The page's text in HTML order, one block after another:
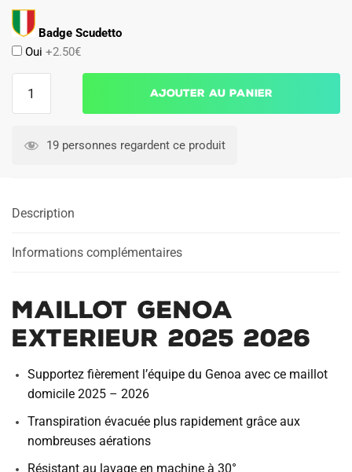
Badge Scudetto
Oui +2.50€
Genoa
Ajouter au panier
19 personnes regardent ce produit
Description
Informations complémentaires
Maillot Genoa
Exterieur 2025 2026
Supportez fièrement l’équipe du Genoa avec ce maillot
domicile 2025 – 2026
Transpiration évacuée plus rapidement grâce aux
nombreuses aérations
Résistant au lavage en machine à 30°